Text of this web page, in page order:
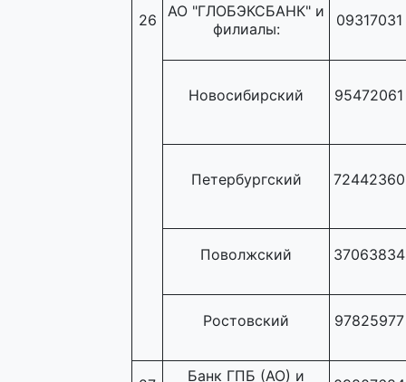
26
АО "ГЛОБЭКСБАНК" и
филиалы:
09317031
Новосибирский 95472061
Петербургский 72442360
Поволжский 37063834
Ростовский 97825977
Банк ГПБ (АО) и